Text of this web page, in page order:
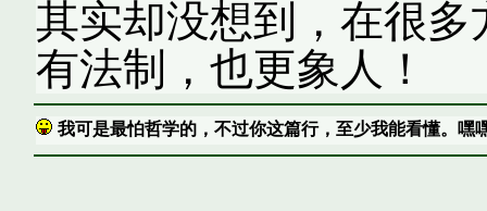
其实却没想到，在很
有法制，也更象人！
我可是最怕哲学的，不过你这篇行，至少我能看懂。嘿